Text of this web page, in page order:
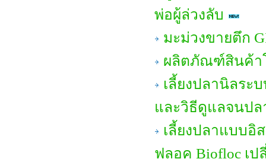
พ่อผู้ล่วงลับ
มะม่วงขายตึก
ผลิตภัณฑ์สินค้า
เลี้ยงปลานิลระ
และวิธีดูแลจนปล
เลี้ยงปลาแบบอิ
ฟลอค Biofloc เ